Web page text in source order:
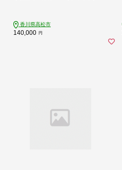
香川県高松市
140,000 円